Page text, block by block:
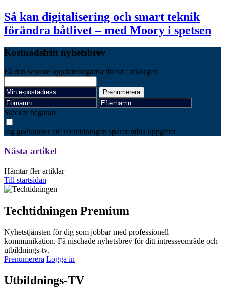
Så kan digitalisering och smart teknik
förändra båtlivet – med Moory i spetsen
Kostnadsfritt nyhetsbrev
Få den senaste uppdateringarna direkt i inkorgen.
Skickar begäran
Jag godkänner att Techtidningen sparar mina uppgifter
Nästa artikel
Hämtar fler artiklar
Till startsidan
Techtidningen Premium
Nyhetstjänsten för dig som jobbar med professionell
kommunikation. Få nischade nyhetsbrev för ditt intresseområde och
utbildnings-tv.
Prenumerera Logga in
Utbildnings-TV